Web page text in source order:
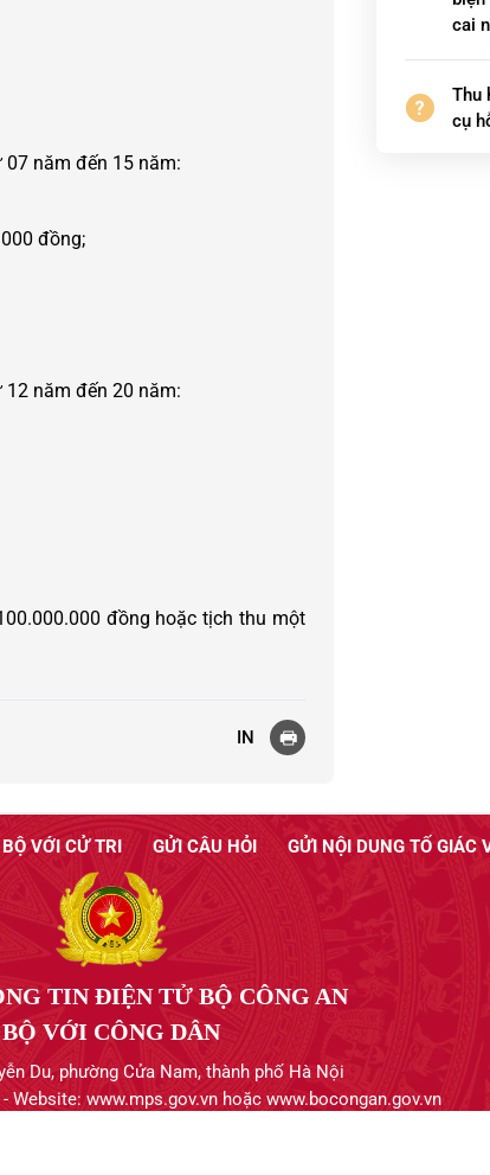
năm đến 15 năm:
đồng;
năm đến 20 năm:
đồng hoặc tịch thu một
IN
cai
Thu
cụ
BỘ VỚI CỬ TRI GỬI CÂU HỎI GỬI NỘI DUNG TỐ GIÁC
TIN ĐIỆN TỬ BỘ CÔNG AN
BỘ VỚI CÔNG DÂN
Du, phường Cửa Nam, thành phố Hà Nội
Website: www.mps.gov.vn hoặc www.bocongan.gov.vn